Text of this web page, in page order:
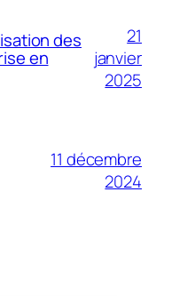
des
en
21
janvier
2025
11 décembre
2024